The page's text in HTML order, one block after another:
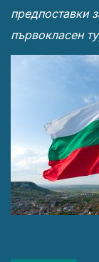
предпоставки
първокласен